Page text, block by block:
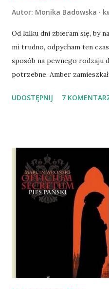
Autor: Monika Badowska
Od kilku dni zbieram się, by
mi trudno, odpycham ten
sposób na pewnego rodzaju
potrzebne. Amber
Mazowieckim, pojechaliśmy
wspólnego życia
nieco okrzepliśmy w
ludźmi i kotami, pojawił się
wyjazd w Beskid Niski. Zanim
atak padaczki, co
wdrożyliśmy leczenie i od
wspólnym życiem
się ustabilizować
zaczęliśmy się cieszyć sobą
Dopier...
UDOSTĘPNIJ 7